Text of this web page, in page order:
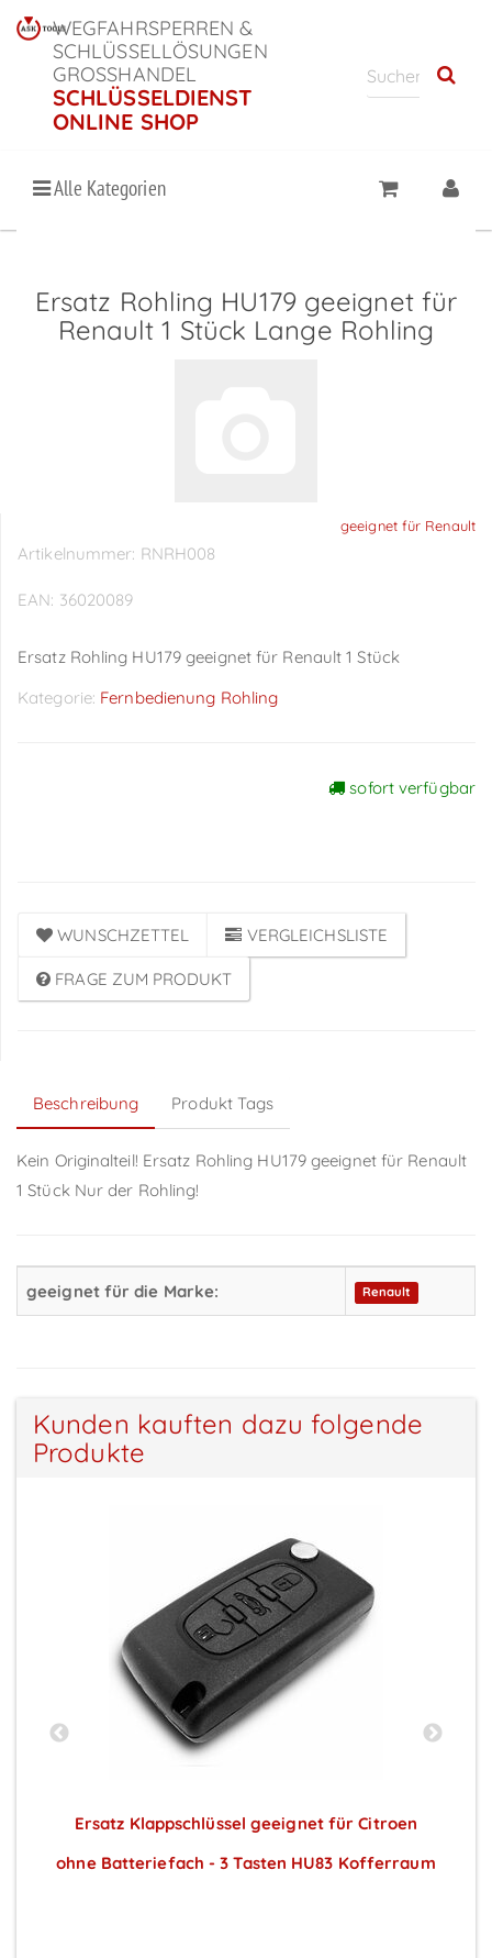
WEGFAHRSPERREN &
SCHLÜSSELLÖSUNGEN
GROSSHANDEL
SCHLÜSSELDIENST
ONLINE SHOP
Alle Kategorien
Ersatz Rohling HU179 geeignet für
Renault 1 Stück Lange Rohling
geeignet für Renault
Artikelnummer: RNRH008
EAN: 36020089
Ersatz Rohling HU179 geeignet für Renault 1 Stück
Kategorie: Fernbedienung Rohling
sofort verfügbar
WUNSCHZETTEL VERGLEICHSLISTE
FRAGE ZUM PRODUKT
Beschreibung Produkt Tags
Kein Originalteil! Ersatz Rohling HU179 geeignet für Renault
1 Stück Nur der Rohling!
geeignet für die Marke: Renault
Kunden kauften dazu folgende
Produkte
Ersatz Klappschlüssel geeignet für Citroen
ohne Batteriefach - 3 Tasten HU83 Kofferraum